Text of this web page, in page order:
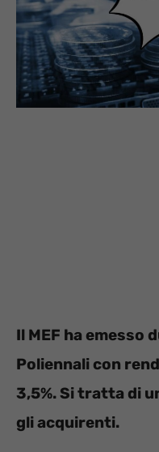
Il MEF ha emesso
Poliennali con
3,5%. Si tratta di
gli acquirenti.